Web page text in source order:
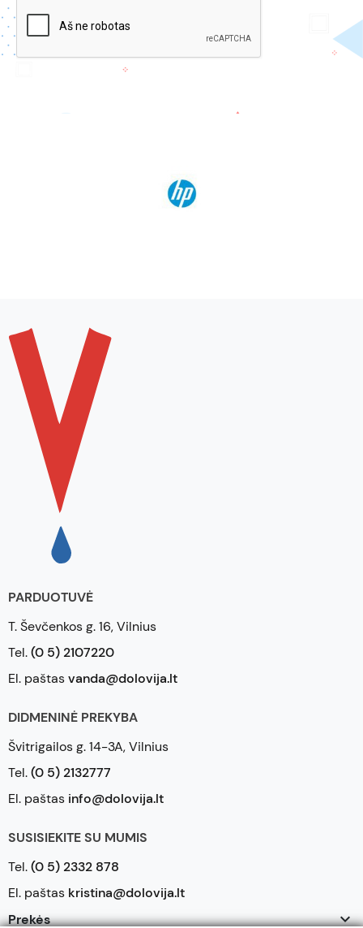
PARDUOTUVĖ
T. Ševčenkos g. 16, Vilnius
Tel.(0 5) 2107220
El. paštasvanda@dolovija.lt
DIDMENINĖ PREKYBA
Švitrigailos g. 14-3A, Vilnius
Tel.(0 5) 2132777
El. paštas info@dolovija.lt
SUSISIEKITE SU MUMIS
Tel.(0 5) 2332 878
El. paštas kristina@dolovija.lt
Prekės
